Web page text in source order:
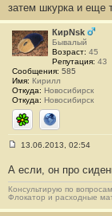
б
щ
е
н
и
#
1
7
затем шкурка и еще
КирNsk
Бывалый
Возраст: 45
Репутация: 43
Сообщения: 585
Имя: Кирилл
Откуда: Новосибирск
Откуда: Новосибирск
ICQ Сайт
о
б
щ
е
н
13.06.2013, 02:54
А если, он про
Консультирую по
Флокатор и расходные